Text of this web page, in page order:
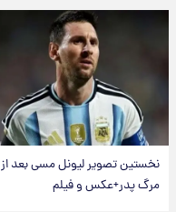
نخستین تصویر لیونل مسی بعد از
مرگ پدر+عکس و فیلم